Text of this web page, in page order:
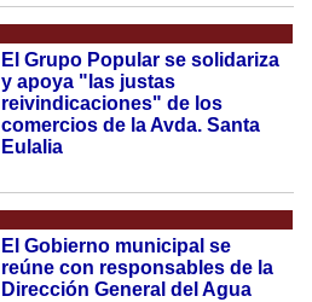
El Grupo Popular se solidariza
y apoya "las justas
reivindicaciones" de los
comercios de la Avda. Santa
Eulalia
El Gobierno municipal se
reúne con responsables de la
Dirección General del Agua